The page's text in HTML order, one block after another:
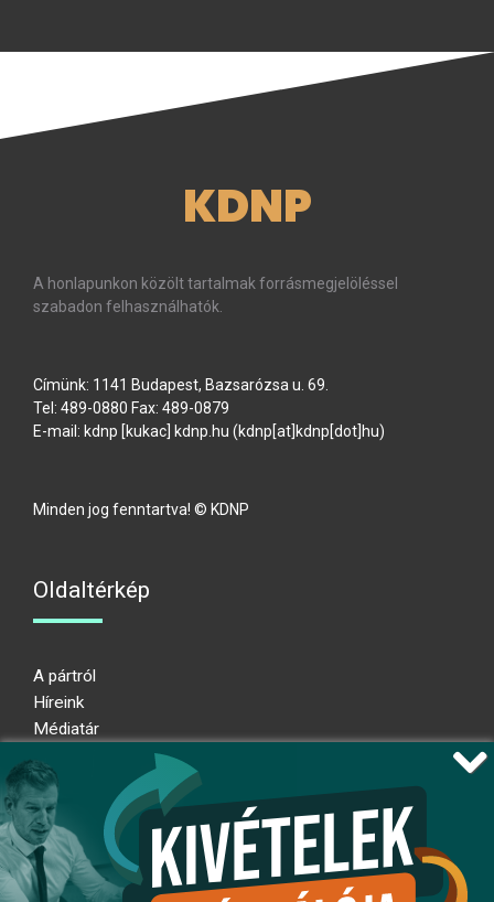
KDNP
A honlapunkon közölt tartalmak forrásmegjelöléssel
szabadon felhasználhatók.
Címünk: 1141 Budapest, Bazsarózsa u. 69.
Tel: 489-0880 Fax: 489-0879
E-mail: kdnp [kukac] kdnp.hu (kdnp[at]kdnp[dot]hu)
Minden jog fenntartva! © KDNP
Oldaltérkép
A pártról
Híreink
Médiatár
Adatkezelési nyilatkozat
Átláthatósági nyilatkozat
Ugrás az oldal tetejére